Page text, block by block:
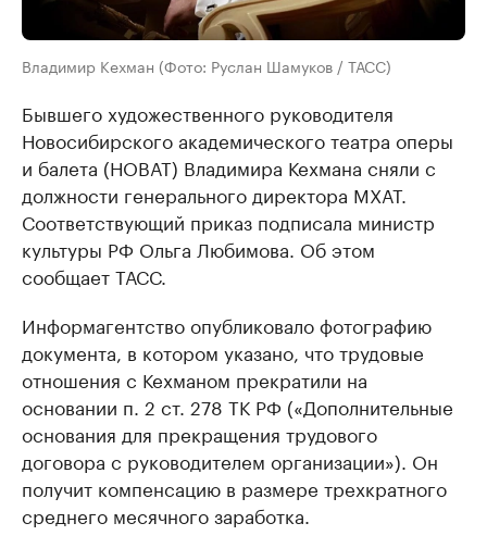
Владимир Кехман (Фото: Руслан Шамуков / ТАСС)
Бывшего художественного руководителя
Новосибирского академического театра оперы
и балета (НОВАТ) Владимира Кехмана сняли с
должности генерального директора МХАТ.
Соответствующий приказ подписала министр
культуры РФ Ольга Любимова. Об этом
сообщает ТАСС.
Информагентство опубликовало фотографию
документа, в котором указано, что трудовые
отношения с Кехманом прекратили на
основании п. 2 ст. 278 ТК РФ («Дополнительные
основания для прекращения трудового
договора с руководителем организации»). Он
получит компенсацию в размере трехкратного
среднего месячного заработка.